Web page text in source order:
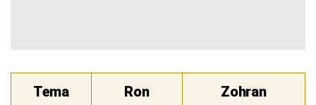
Tema
Ron
Zohran